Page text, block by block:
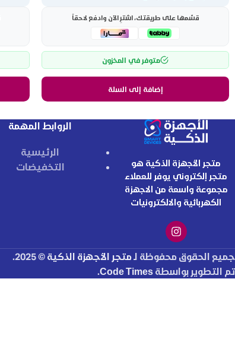
قسّمها على طريقتك، اشترِ الآن وادفع لاحقاً
متوفر في المخزون
إضافة إلى السلة
متجر الأجهزة الذكية هو
متجر إلكتروني يوفر للعملاء
مجموعة واسعة من الاجهزة
الكهربائية والالكترونيات
الروابط المهمة
الرئيسية
التخفيضات
جميع الحقوق محفوظة لـ متجر الأجهزة الذكية © 2025.
تم التطوير بواسطة Code Times
.